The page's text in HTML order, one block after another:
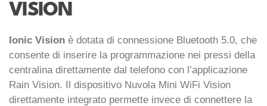
VISION
Ionic Vision è dotata di connessione Bluetooth 5.0, che
consente di inserire la programmazione nei pressi della
centralina direttamente dal telefono con l’applicazione
Rain Vision. Il dispositivo Nuvola Mini WiFi Vision
direttamente integrato permette invece di connettere la